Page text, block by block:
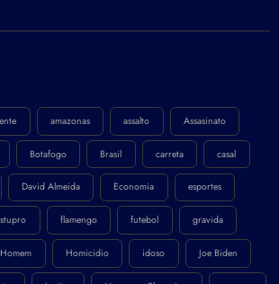
amazonas assalto Assasinato
Botafogo Brasil carreta casal
David Almeida Economia esportes
flamengo futebol gravida
Homem Homicidio idoso Joe Biden